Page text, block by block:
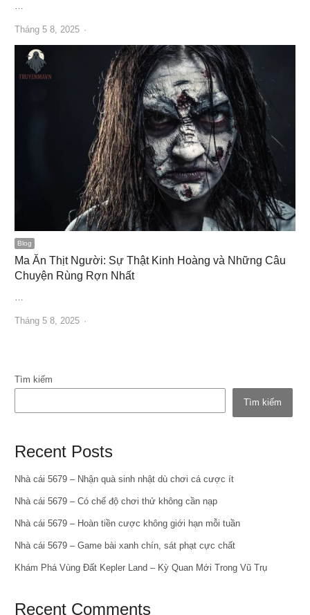
…
Tháng 5 8, 2025
Blog
Ma Ăn Thịt Người: Sự Thật Kinh Hoàng và Những Câu
Chuyện Rùng Rợn Nhất
Tháng 5 8, 2025
Tìm kiếm
Tìm kiếm
Recent Posts
Nhà cái 5679 – Nhận quà sinh nhật dù chơi cá cược ít
Nhà cái 5679 – Có chế độ chơi thử không cần nạp
Nhà cái 5679 – Hoàn tiền cược không giới hạn mỗi tuần
Nhà cái 5679 – Game bài xanh chín, sát phạt cực chất
Khám Phá Vùng Đất Kepler Land – Kỳ Quan Mới Trong Vũ Trụ
Recent Comments